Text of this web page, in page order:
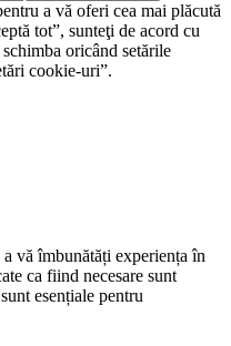
a vă oferi cea mai plăcută
tot”, sunteţi de acord cu
oricând setările
cookie-uri”.
vă îmbunătăți experiența în
ca fiind necesare sunt
esențiale pentru